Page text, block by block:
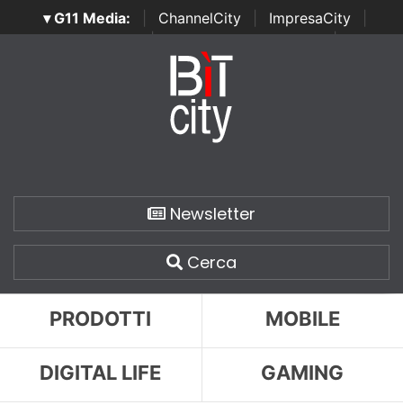
▾ G11 Media: ChannelCity ImpresaCity
SecurityOpenLab | Italian Channel Awards | Italian
Italian Security Awards
Newsletter
Cerca
PRODOTTI MOBILE
DIGITAL LIFE GAMING